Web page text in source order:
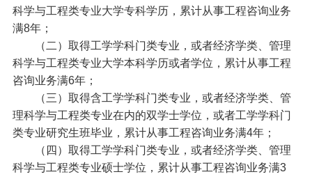
科学与工程类专业大学专科学历，累计从事工程咨询业务
满8年；
（二）取得工学学科门类专业，或者经济学类、管理
科学与工程类专业大学本科学历或者学位，累计从事工程
咨询业务满6年；
（三）取得含工学学科门类专业，或者经济学类、管
理科学与工程类专业在内的双学士学位，或者工学学科门
类专业研究生班毕业，累计从事工程咨询业务满4年；
（四）取得工学学科门类专业，或者经济学类、管理
科学与工程类专业硕士学位，累计从事工程咨询业务满3